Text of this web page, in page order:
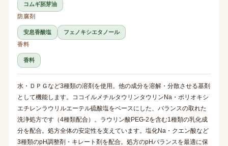
コムギ胚芽油
防腐剤
安息香酸塩
フェノキシエタノール
香料
香料
水・ＤＰＧなど3種類の溶剤を使用。他の成分を溶解・分散させる基剤
として機能します。ココイルメチルタウリンタウリンNa・ポリオキシ
エチレンラウリルエーテル硫酸塩をベースにした、バランスの取れた
洗浄処方です（4種類配合）。ラウリン酸PEG-2を含む1種類の乳化成
分を配合。処方全体の安定性を支えています。塩化Na・クエン酸など
3種類のpH調整剤・キレート剤を配合。処方のpHバランスを最適に保